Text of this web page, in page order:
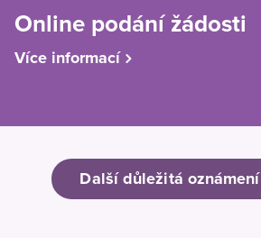
Online podání žádosti
Více informací
Další důležitá oznámení